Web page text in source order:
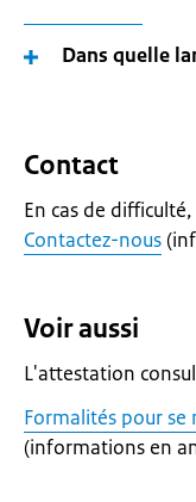
Dans quelle
Contact
En cas de
Contactez-nous
Voir aussi
L'attestation
Formalités pour se
(informations en